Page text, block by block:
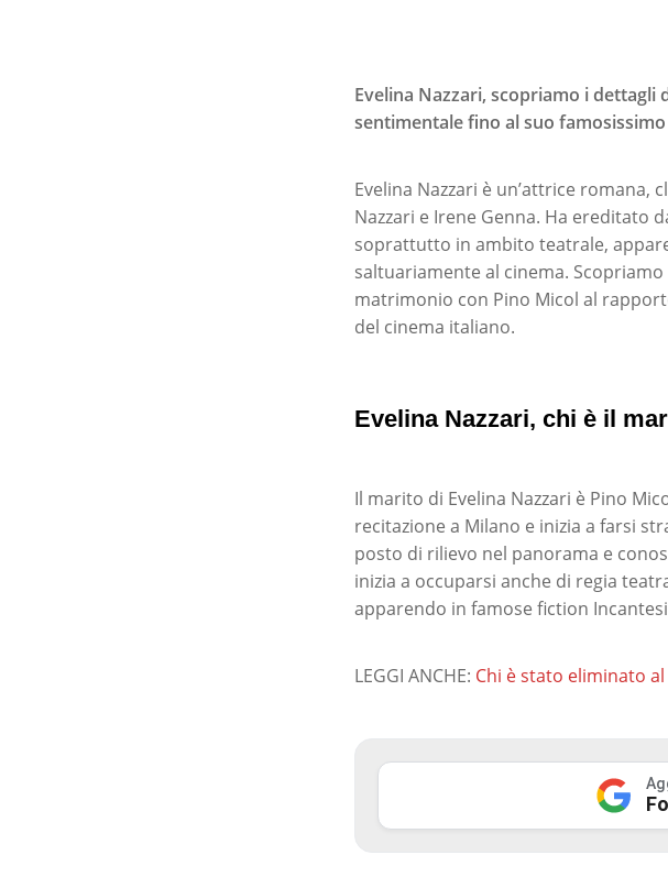
Evelina Nazzari, scopriamo i dettagli
sentimentale fino al suo
Evelina Nazzari è un’attrice romana,
Nazzari e Irene Genna. Ha ereditato
soprattutto in ambito teatrale,
saltuariamente al cinema.
matrimonio con Pino Micol al
del cinema italiano.
Evelina Nazzari, chi è il
Il marito di Evelina Nazzari è Pino
recitazione a Milano e inizia a farsi
posto di rilievo nel panorama e
inizia a occuparsi anche di regia
apparendo in famose fiction
LEGGI ANCHE: Chi è stato eliminato